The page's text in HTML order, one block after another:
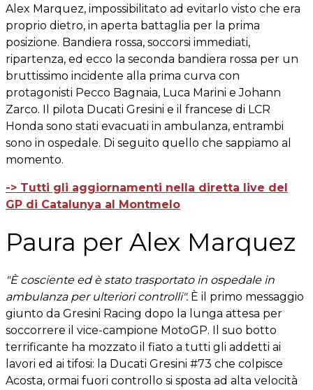
Alex Marquez, impossibilitato ad evitarlo visto che era
proprio dietro, in aperta battaglia per la prima
posizione. Bandiera rossa, soccorsi immediati,
ripartenza, ed ecco la seconda bandiera rossa per un
bruttissimo incidente alla prima curva con
protagonisti Pecco Bagnaia, Luca Marini e Johann
Zarco. Il pilota Ducati Gresini e il francese di LCR
Honda sono stati evacuati in ambulanza, entrambi
sono in ospedale. Di seguito quello che sappiamo al
momento.
-> Tutti gli aggiornamenti nella diretta live del
GP di Catalunya al Montmelo
Paura per Alex Marquez
"È cosciente ed è stato trasportato in ospedale in
ambulanza per ulteriori controlli". È il primo messaggio
giunto da Gresini Racing dopo la lunga attesa per
soccorrere il vice-campione MotoGP. Il suo botto
terrificante ha mozzato il fiato a tutti gli addetti ai
lavori ed ai tifosi: la Ducati Gresini #73 che colpisce
Acosta, ormai fuori controllo si sposta ad alta velocità